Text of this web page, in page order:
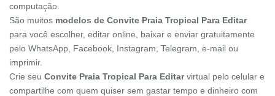
computação.
São muitos modelos de Convite Praia Tropical Para Editar
para você escolher, editar online, baixar e enviar gratuitamente
pelo WhatsApp, Facebook, Instagram, Telegram, e-mail ou
imprimir.
Crie seu Convite Praia Tropical Para Editarvirtual pelo celular e
compartilhe com quem quiser sem gastar tempo e dinheiro com